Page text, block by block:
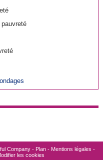
Company- Plan- Mentions légales -
les cookies